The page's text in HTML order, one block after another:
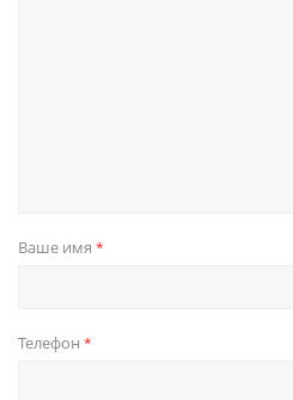
Ваше имя *
Телефон *